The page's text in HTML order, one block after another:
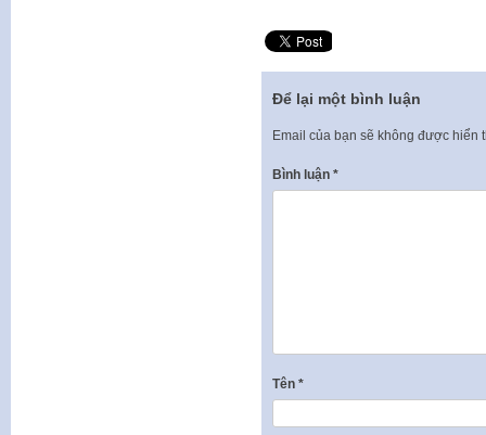
Để lại một bình luận
Email của bạn sẽ không được hiển
Bình luận *
Tên *